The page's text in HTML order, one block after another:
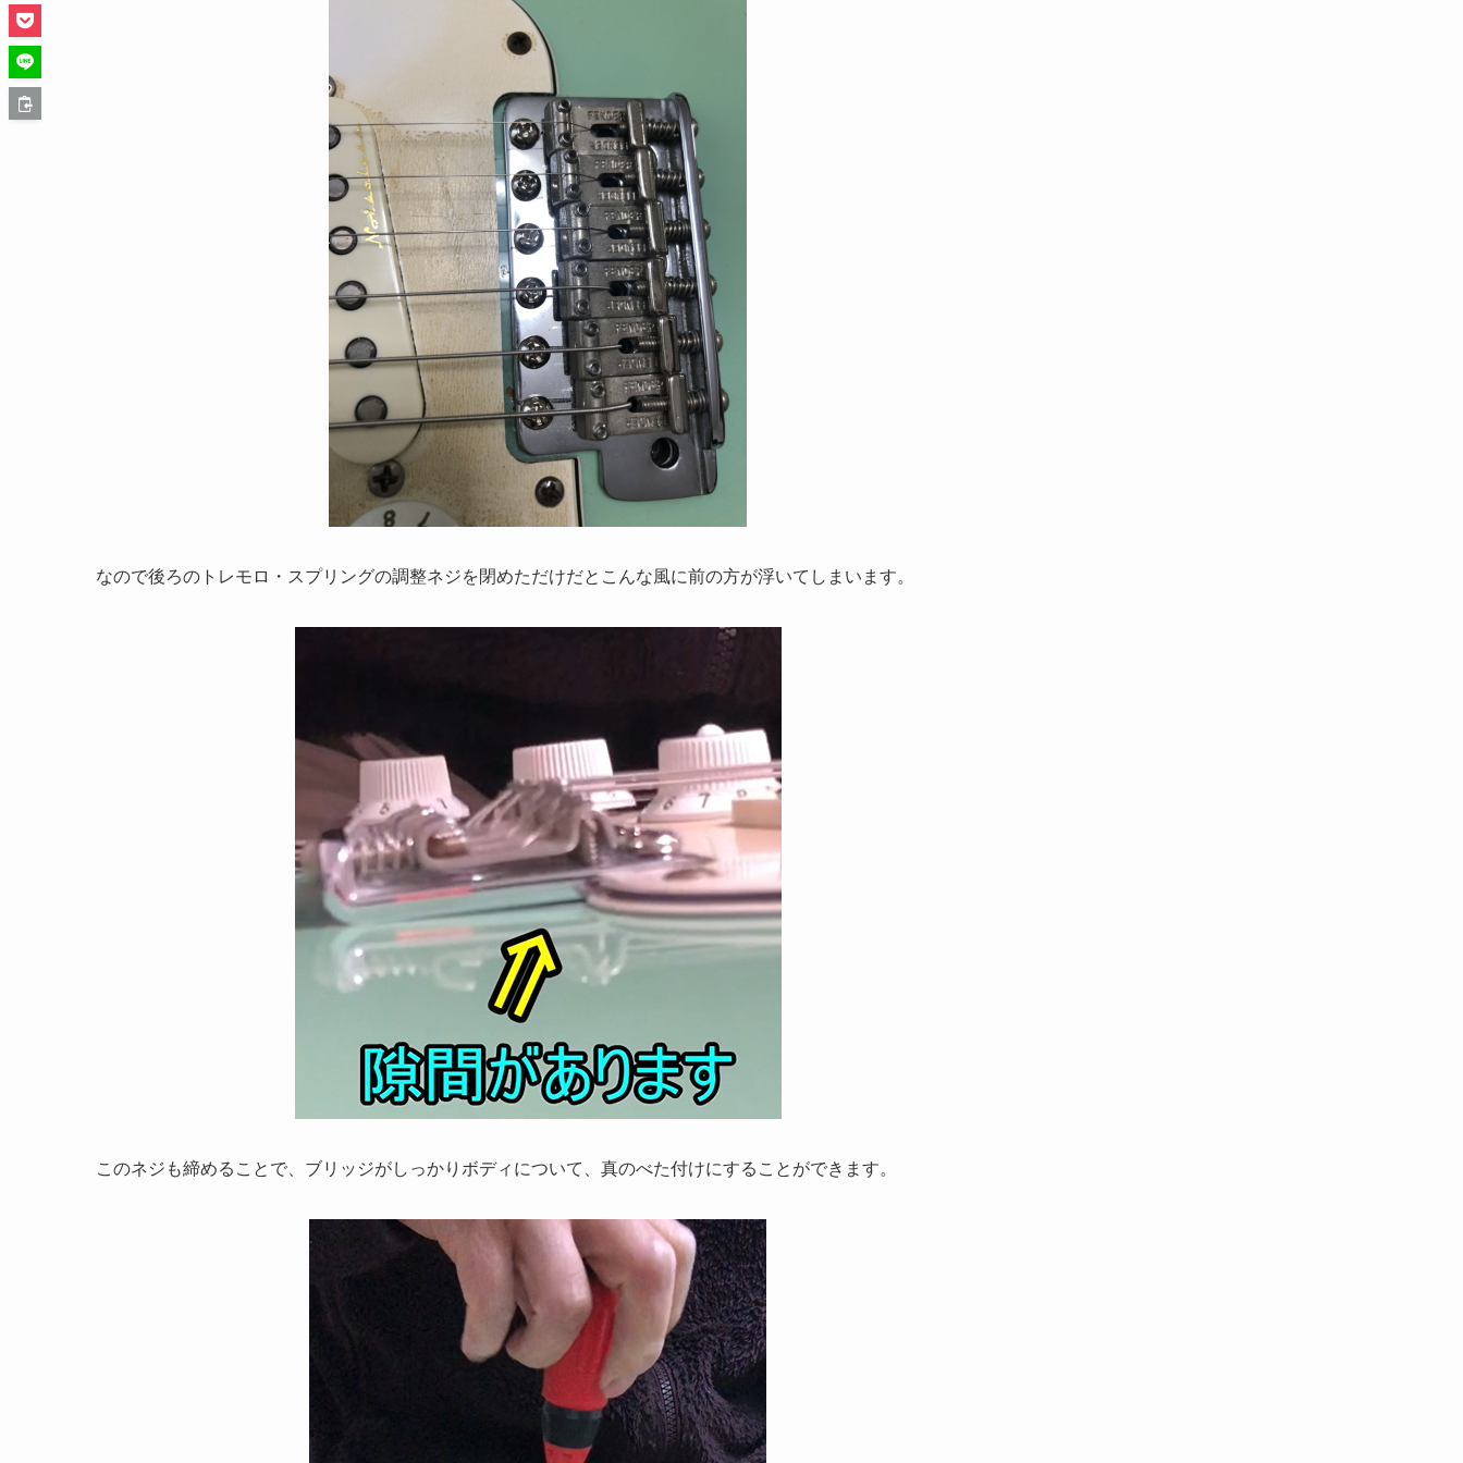
なので後ろのトレモロ・スプリングの調整ネジを閉めただけだとこんな風に前の方が浮いてしまいます。
このネジも締めることで、ブリッジがしっかりボディについて、真のべた付けにすることができます。